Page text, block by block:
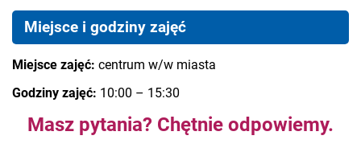
Miejsce i godziny zajęć
Miejsce zajęć: centrum w/w miasta
Godziny zajęć: 10:00 – 15:30
Masz pytania? Chętnie odpowiemy.